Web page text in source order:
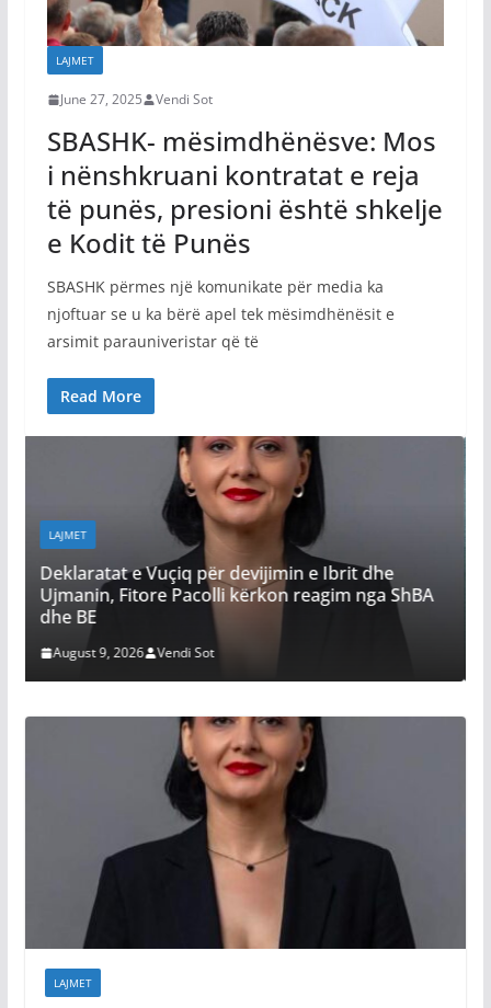
LAJMET
June 27, 2025 Vendi Sot
SBASHK- mësimdhënësve: Mos
i nënshkruani kontratat e reja
të punës, presioni është shkelje
e Kodit të Punës
SBASHK përmes një komunikate për media ka
njoftuar se u ka bërë apel tek mësimdhënësit e
arsimit parauniveristar që të
Read More
e Vuçiq për devijimin e Ibrit dhe
Pacolli kërkon reagim nga ShBA
Vendi Sot
Daut
kthyer shtetin
vjen Albin
LAJMET